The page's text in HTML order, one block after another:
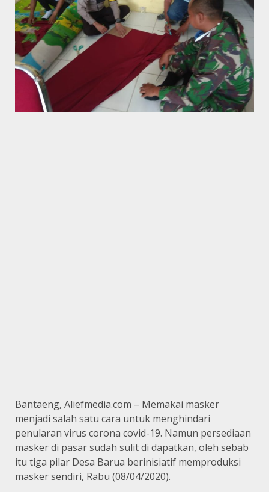
Bantaeng, Aliefmedia.com – Memakai masker
menjadi salah satu cara untuk menghindari
penularan virus corona covid-19. Namun persediaan
masker di pasar sudah sulit di dapatkan, oleh sebab
itu tiga pilar Desa Barua berinisiatif memproduksi
masker sendiri, Rabu (08/04/2020).